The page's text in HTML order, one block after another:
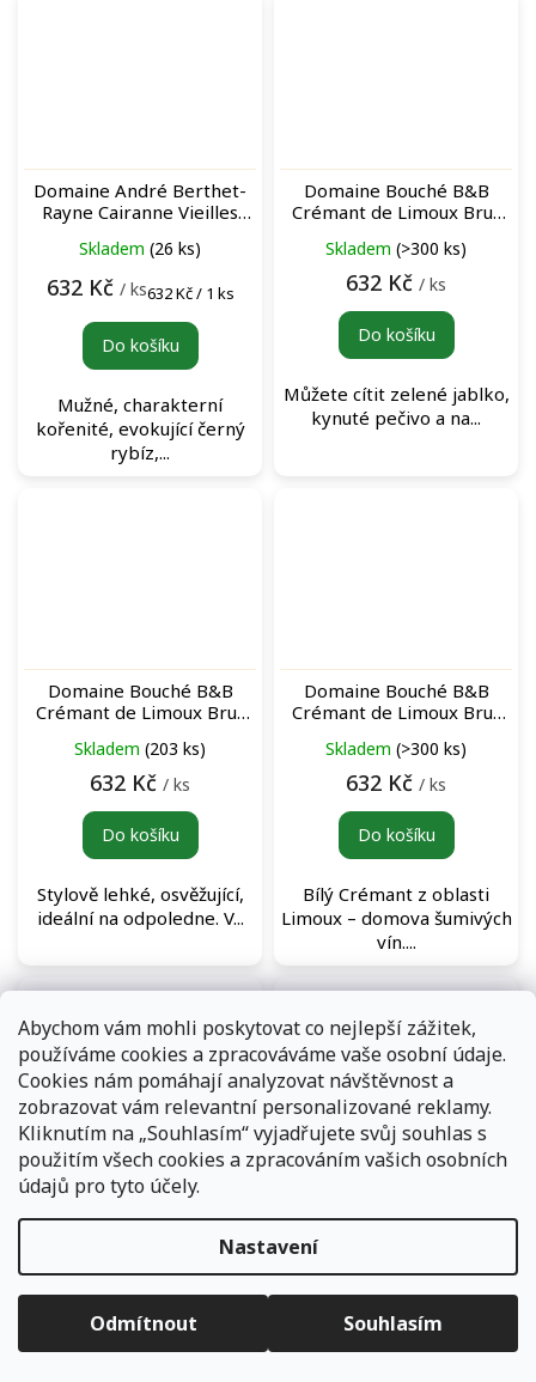
Abychom vám mohli poskytovat co nejlepší zážitek,
používáme cookies a zpracováváme vaše osobní údaje.
Cookies nám pomáhají analyzovat návštěvnost a
zobrazovat vám relevantní personalizované reklamy.
Kliknutím na „Souhlasím“ vyjadřujete svůj souhlas s
použitím všech cookies a zpracováním vašich osobních
údajů pro tyto účely.
Nastavení
Odmítnout Souhlasím
Objednávky, které přijmeme a jsou uhrazeny do 11,00 hodin
expedujeme ještě v ten samý den. Vyčkejte prosím na
informace od přepravní společnosti. Pokud jste zvolili osobní
vyzvednutí na některé z našich poboček - vyčkejte na informační
Domaine André Berthet-
Rayne Cairanne Vieilles
Skladem (26 ks)
632 Kč / ksMěrná
632 Kč / 1 ks
Do košíku
Mužné, charakterní
kořenité, evokující černý
rybíz,...
Domaine Bouché B&B
Crémant de Limoux Brut
Skladem (>300 ks)
632 Kč / ks
Do košíku
Můžete cítit zelené jablko,
kynuté pečivo a na...
Domaine Bouché B&B
Crémant de Limoux Brut
Skladem (203 ks)
632 Kč / ks
Do košíku
Stylově lehké, osvěžující,
ideální na odpoledne. V...
Domaine Bouché B&B
Crémant de Limoux Brut
Skladem (>300 ks)
632 Kč / ks
Do košíku
Bílý Crémant z oblasti
Limoux – domova šumivých
vín....
Domaine d’Andézon Côtes
du Rhône Villages
Signargues Rouge červené
632 Kč/ ks
Do košíku
Rouge červené víno
632 Kč/ ksMěrná
cena:
632 Kč / 1 ks
Do košíku